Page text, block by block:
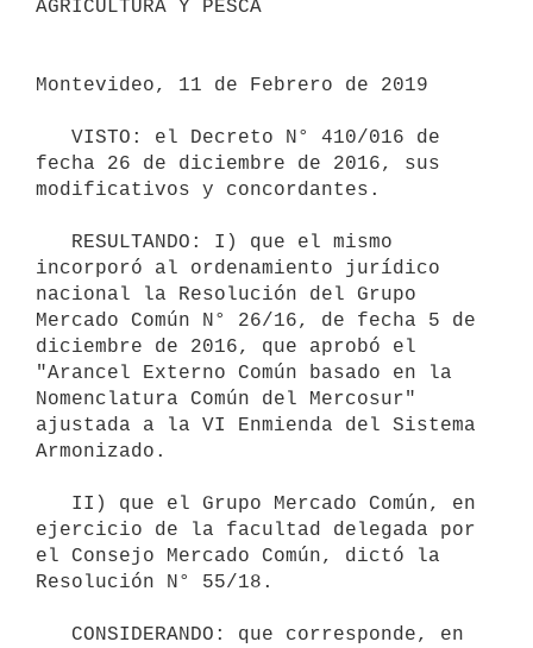
AGRICULTURA Y PESCA
Montevideo, 11 de Febrero de 2019
fecha 26 de diciembre de 2016, sus
modificativos y concordantes.
incorporó al ordenamiento jurídico
nacional la Resolución del Grupo
Mercado Común N° 26/16, de fecha 5 de
diciembre de 2016, que aprobó el
"Arancel Externo Común basado en la
Nomenclatura Común del Mercosur"
ajustada a la VI Enmienda del Sistema
Armonizado.
ejercicio de la facultad delegada por
el Consejo Mercado Común, dictó la
Resolución N° 55/18.